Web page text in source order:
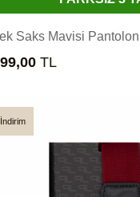
Saks Mavisi Pantolon
TL
İndirim